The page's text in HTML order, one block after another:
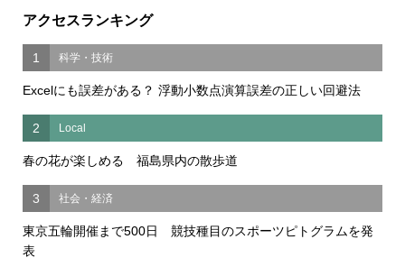
アクセスランキング
1 科学・技術
Excelにも誤差がある？ 浮動小数点演算誤差の正しい回避法
2 Local
春の花が楽しめる 福島県内の散歩道
3 社会・経済
東京五輪開催まで500日 競技種目のスポーツピトグラムを発
表